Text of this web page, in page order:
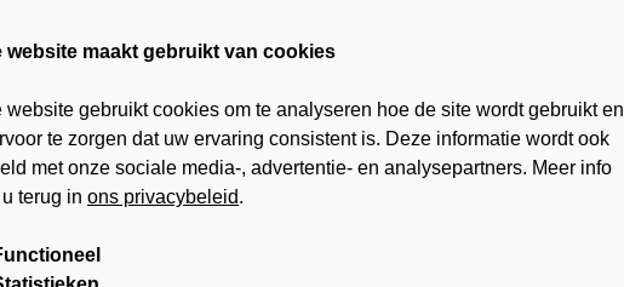
offres exclusives, des informations
vous dès aujourd'hui à notre
website maakt gebruikt van cookies
website gebruikt cookies om te analyseren hoe de site wordt gebruikt en
te zorgen dat uw ervaring consistent is. Deze informatie wordt ook
met onze sociale media-, advertentie- en analysepartners. Meer info
terug in ons privacybeleid.